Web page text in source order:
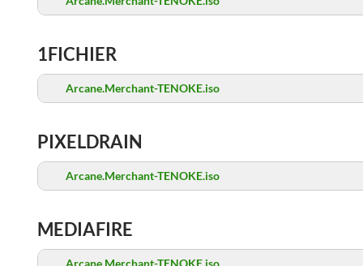
1FICHIER
Arcane.Merchant-TENOKE.iso
PIXELDRAIN
Arcane.Merchant-TENOKE.iso
MEDIAFIRE
Arcane.Merchant-TENOKE.iso